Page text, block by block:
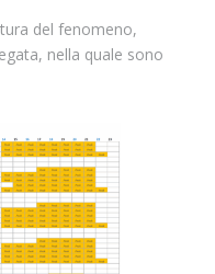
del fenomeno,
nella quale sono